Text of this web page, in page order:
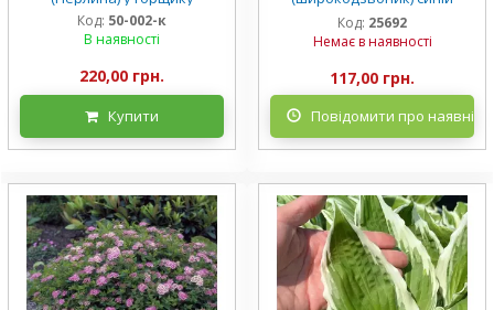
Код: 50-002-к
В наявності
220,00 грн.
Купити
низькорослий Mariesii у
горщику
Код: 25692
Немає в наявності
117,00 грн.
Повідомити про